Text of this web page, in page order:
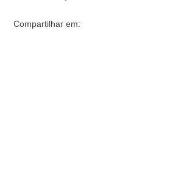
Compartilhar em: